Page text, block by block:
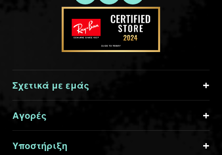
Σχετικά με εμάς
Αγορές
Υποστήριξη